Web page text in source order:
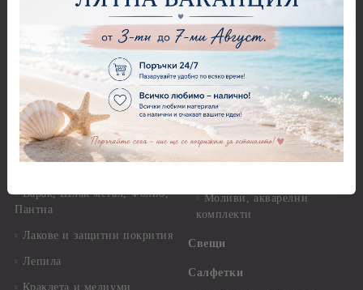
Фина оризова декупажна
хартия Stamperia - 21 х
29.см. - 28гр.
Декупажна хартия - Други
Антични пасти
Вакс пасти
Грунд, Основи, Релефни
Варак, Шлак метал, Фолио,
Пантна
Лакове и защитни покрития
Лепила
Краклета и медиуми
Перфоратори - Коледни и
Зимни
Рисуване
Грунд и почистващи
разтвори
Платна за рисуване
Стативи и поставки
Моливи, акварелни
комплекти
Свещи
Салфетки